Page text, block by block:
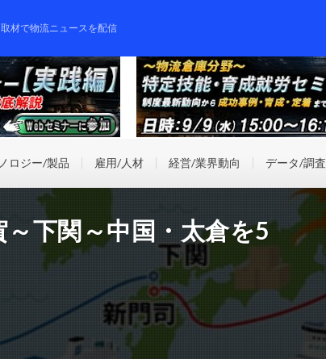
材で物流ニュースを配信
ロジー/製品 雇用/人材 経営/業界動向 データ/調査
下関～中国・太倉を5